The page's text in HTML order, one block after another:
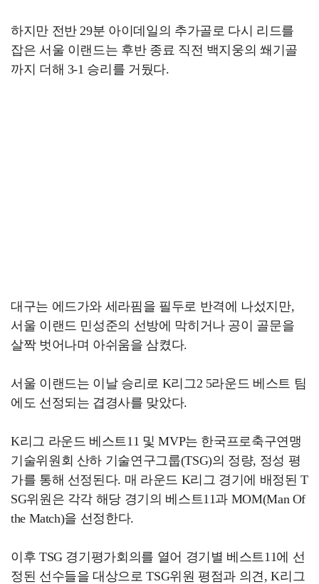
하지만 전반 29분 아이데일의 추가골로 다시 리드를
잡은 서울 이랜드는 후반 종료 직전 백지웅의 쐐기골
까지 더해 3-1 승리를 거뒀다.
대구는 에드가와 세라핌을 필두로 반격에 나섰지만,
서울 이랜드 민성준의 선방에 막히거나 공이 골문을
살짝 벗어나며 아쉬움을 삼켰다.
서울 이랜드는 이날 승리로 K리그2 5라운드 베스트 팀
에도 선정되는 겹경사를 맞았다.
K리그 라운드 베스트11 및 MVP는 한국프로축구연맹
기술위원회 산하 기술연구그룹(TSG)의 정량, 정성 평
가를 통해 선정된다. 매 라운드 K리그 경기에 배정된 T
SG위원은 각각 해당 경기의 베스트11과 MOM(Man Of
the Match)을 선정한다.
이후 TSG 경기평가회의를 열어 경기별 베스트11에 선
정된 선수들을 대상으로 TSG위원 평점과 의견, K리그